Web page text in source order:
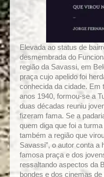
Elevada ao status de
desmembrada do
região da Savassi, em
praça cujo apelido foi
conhecida da cidade. Em
anos 1940, formou-se a
duas décadas reuniu
fizeram fama. Se a
quem diga que foi a
também a região que
Savassi”, o autor conta a
famosa praça e dos
ressaltando aspectos da
bondes e dos cinemas